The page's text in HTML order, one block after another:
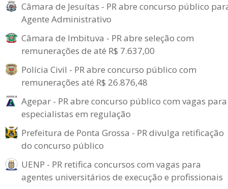
Câmara de Jesuítas - PR abre concurso público
Agente Administrativo
Câmara de Imbituva - PR abre seleção com
remunerações de até R$ 7.637,00
Polícia Civil - PR abre concurso público com
remunerações até R$ 26.876,48
Agepar - PR abre concurso público com vagas para
especialistas em regulação
Prefeitura de Ponta Grossa - PR divulga retificação
do concurso público
UENP - PR retifica concursos com vagas para
agentes universitários de execução e profissionais